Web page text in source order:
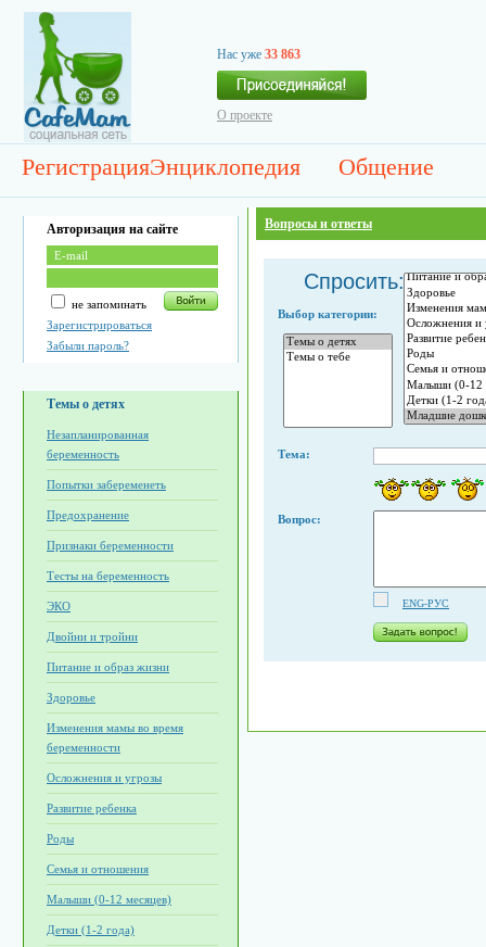
Нас уже 33 863
О проекте
РегистрацияЭнциклопедия Общение
Авторизация на сайте
не запоминать
Зарегистрироваться
Забыли пароль?
Темы о детях
Незапланированная
беременность
Попытки забеременеть
Предохранение
Признаки беременности
Тесты на беременность
ЭКО
Двойни и тройни
Питание и образ жизни
Здоровье
Изменения мамы во время
беременности
Осложнения и угрозы
Развитие ребенка
Роды
Семья и отношения
Малыши (0-12 месяцев)
Детки (1-2 года)
Вопросы и ответы
Спросить:
Выбор категории:
Тема:
Вопрос:
ENG-РУС